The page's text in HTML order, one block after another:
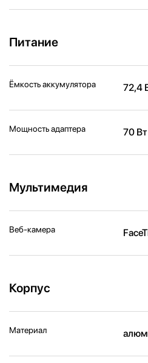
Питание
Ёмкость аккумулятора 72,4
Мощность адаптера 70 Вт
Мультимедия
Веб-камера
Корпус
Материал